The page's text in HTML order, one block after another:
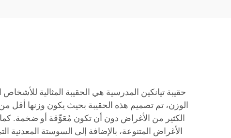
حقيبة تيانكين المدرسية هي الحقيبة المثالية
الكثير من الأغراض دون أن تكون مُعَوِّقة أو ضخمة. كما
الأغراض المتنوعة، بالإضافة إلى السوستة